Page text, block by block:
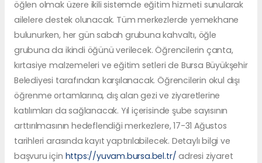
öğlen olmak üzere ikili sistemde eğitim hizmeti sunularak
ailelere destek olunacak. Tüm merkezlerde yemekhane
bulunurken, her gün sabah grubuna kahvaltı, öğle
grubuna da ikindi öğünü verilecek. Öğrencilerin çanta,
kırtasiye malzemeleri ve eğitim setleri de Bursa Büyükşehir
Belediyesi tarafından karşılanacak. Öğrencilerin okul dışı
öğrenme ortamlarına, dış alan gezi ve ziyaretlerine
katılımları da sağlanacak. Yıl içerisinde şube sayısının
arttırılmasının hedeflendiği merkezlere, 17-31 Ağustos
tarihleri arasında kayıt yaptırılabilecek. Detaylı bilgi ve
başvuru için https://yuvam.bursa.bel.tr/ adresi ziyaret